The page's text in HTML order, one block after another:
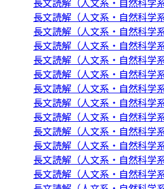
長文読解（人文系・自然科学
長文読解（人文系・自然科学
長文読解（人文系・自然科学
長文読解（人文系・自然科学
長文読解（人文系・自然科学
長文読解（人文系・自然科学
長文読解（人文系・自然科学
長文読解（人文系・自然科学
長文読解（人文系・自然科学
長文読解（人文系・自然科学
長文読解（人文系・自然科学
長文読解（人文系・自然科学